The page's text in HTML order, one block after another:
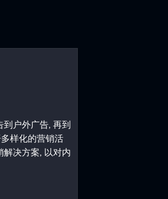
户外广告, 再到
样化的营销活
解决方案, 以对内